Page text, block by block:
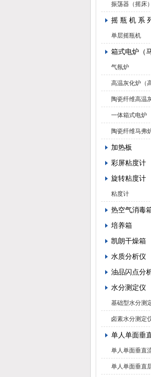
振荡器（摇床
摇 瓶 机 系
单层摇瓶机
箱式电炉（
气氛炉
高温灰化炉（
陶瓷纤维高温
一体箱式电炉
陶瓷纤维马弗
加热板
彩屏粘度计
旋转粘度计
粘度计
热空气消毒
培养箱
凯朗干燥箱
水质分析仪
油品闪点分
水分测定仪
基础型水分测
卤素水分测定
单人单面垂
单人单面垂直
单人单面垂直